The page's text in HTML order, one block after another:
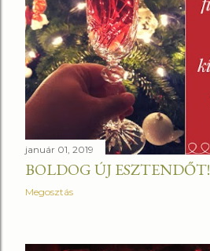
január 01, 2019
BOLDOG ÚJ ESZTENDŐT!
Megosztás